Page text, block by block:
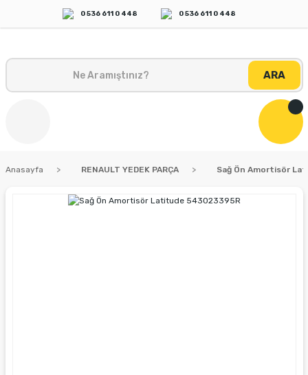
0 536 611 0 448 0 536 611 0 448
ARA
Anasayfa RENAULT YEDEK PARÇA Sağ Ön Amortisör